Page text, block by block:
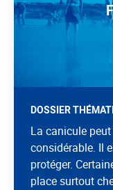
DOSSIER
La canicule
considérable. Il
protéger.
place surtout